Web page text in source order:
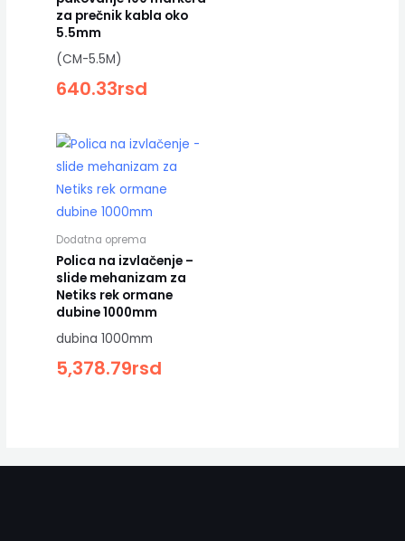
za prečnik kabla oko
5.5mm
(CM-5.5M)
640.33rsd
Dodatna oprema
Polica na izvlačenje –
slide mehanizam za
Netiks rek ormane
dubine 1000mm
dubina 1000mm
5,378.79rsd